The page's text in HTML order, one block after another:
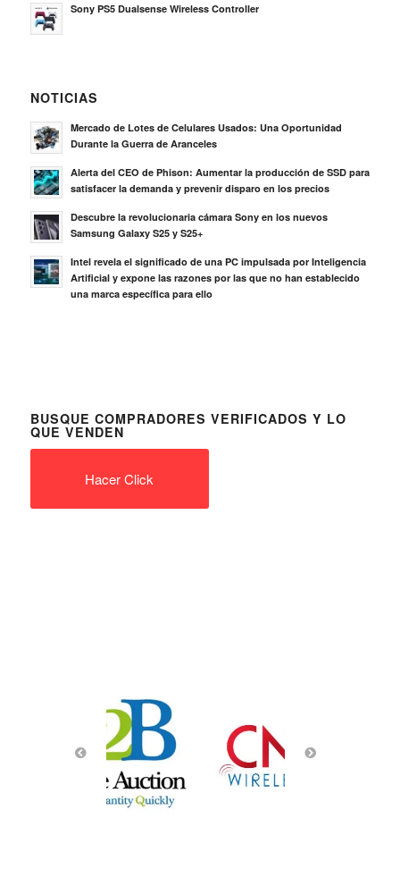
Sony PS5 Dualsense Wireless Controller
NOTICIAS
Mercado de Lotes de Celulares Usados: Una Oportunidad
Durante la Guerra de Aranceles
Alerta del CEO de Phison: Aumentar la producción de SSD para
satisfacer la demanda y prevenir disparo en los precios
Descubre la revolucionaria cámara Sony en los nuevos
Samsung Galaxy S25 y S25+
Intel revela el significado de una PC impulsada por Inteligencia
Artificial y expone las razones por las que no han establecido
una marca específica para ello
BUSQUE COMPRADORES VERIFICADOS Y LO
QUE VENDEN
Hacer Click